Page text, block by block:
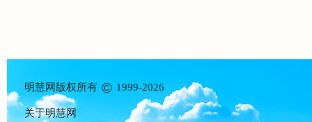
明慧网版权所有 © 1999-2026
关于明慧网